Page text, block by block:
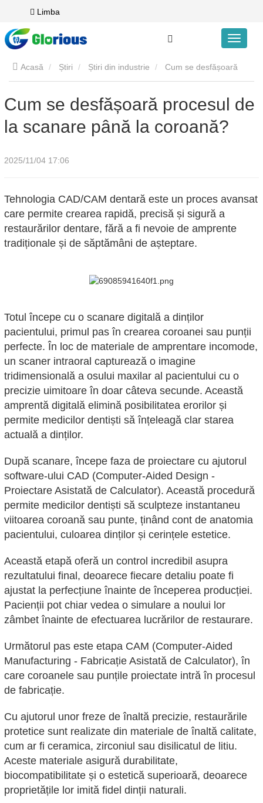
Limba
Acasă Știri Știri din industrie
Cum se desfășoară procesul de
la scanare până la coroană?
2025/11/04 17:06
Tehnologia CAD/CAM dentară este un proces avansat
care permite crearea rapidă, precisă și sigură a
restaurărilor dentare, fără a fi nevoie de amprente
tradiționale și de săptămâni de așteptare.
Totul începe cu o scanare digitală a dinților
pacientului, primul pas în crearea coroanei sau punții
perfecte. În loc de materiale de amprentare incomode,
un scaner intraoral capturează o imagine
tridimensională a osului maxilar al pacientului cu o
precizie uimitoare în doar câteva secunde. Această
amprentă digitală elimină posibilitatea erorilor și
permite medicilor dentiști să înțeleagă clar starea
actuală a dinților.
După scanare, începe faza de proiectare cu ajutorul
software-ului CAD (Computer-Aided Design -
Proiectare Asistată de Calculator). Această procedură
permite medicilor dentiști să sculpteze instantaneu
viitoarea coroană sau punte, ținând cont de anatomia
pacientului, culoarea dinților și cerințele estetice.
Această etapă oferă un control incredibil asupra
rezultatului final, deoarece fiecare detaliu poate fi
ajustat la perfecțiune înainte de începerea producției.
Pacienții pot chiar vedea o simulare a noului lor
zâmbet înainte de efectuarea lucrărilor de restaurare.
Următorul pas este etapa CAM (Computer-Aided
Manufacturing - Fabricație Asistată de Calculator), în
care coroanele sau punțile proiectate intră în procesul
de fabricație.
Cu ajutorul unor freze de înaltă precizie, restaurările
protetice sunt realizate din materiale de înaltă calitate,
cum ar fi ceramica, zirconiul sau disilicatul de litiu.
Aceste materiale asigură durabilitate,
biocompatibilitate și o estetică superioară, deoarece
proprietățile lor imită fidel dinții naturali.